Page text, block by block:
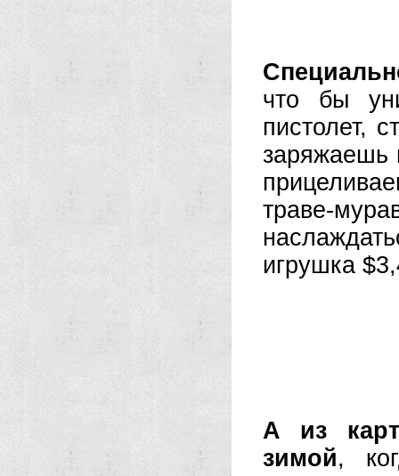
что бы
пистолет,
заряжаешь
траве-
игрушка
А из
зимой,